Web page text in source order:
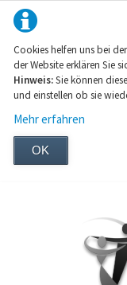
Cookies helfen uns bei
der Website erklären Sie
Hinweis:Sie können
und einstellen ob sie
Mehr erfahren
OK